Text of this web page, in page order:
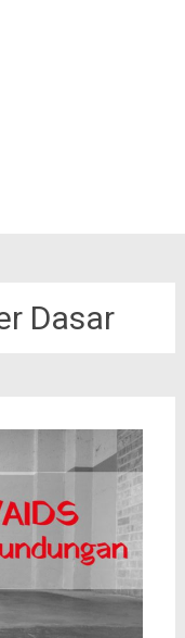
Dasar